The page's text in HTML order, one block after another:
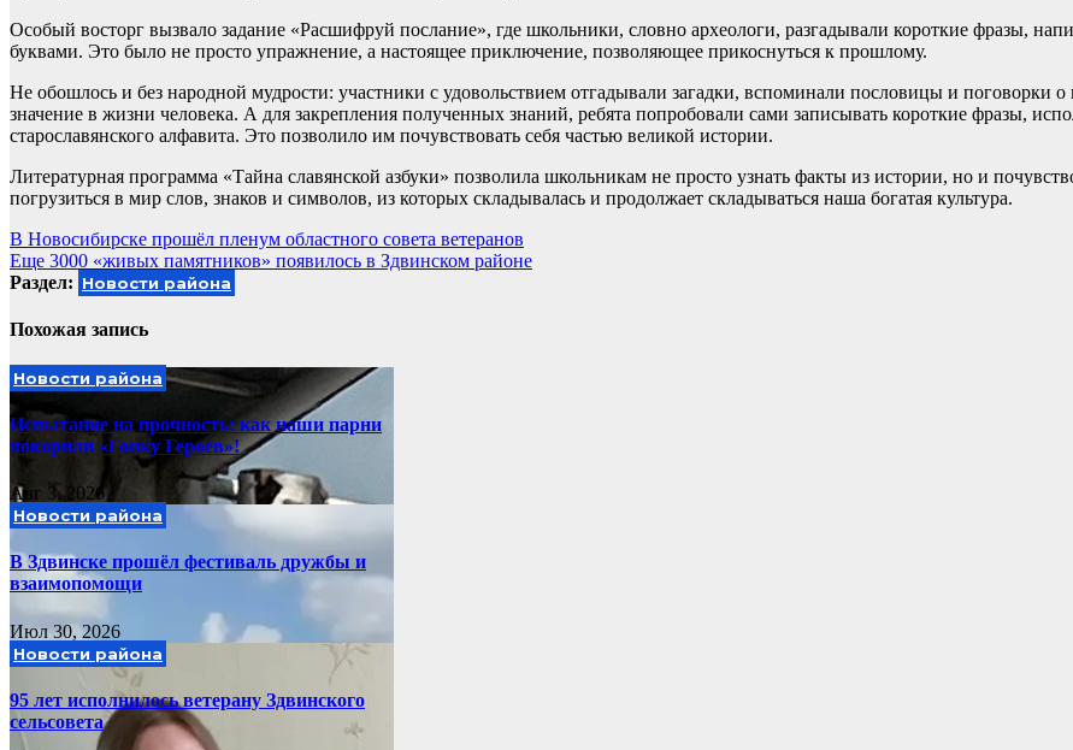
Особый восторг вызвало задание «Расшифруй послание», где школьники, словно археологи, разгадывали короткие фразы,
буквами. Это было не просто упражнение, а настоящее приключение, позволяющее прикоснуться к прошлому.
Не обошлось и без народной мудрости: участники с удовольствием отгадывали загадки, вспоминали пословицы и поговорки о
значение в жизни человека. А для закрепления полученных знаний, ребята попробовали сами записывать короткие фразы,
старославянского алфавита. Это позволило им почувствовать себя частью великой истории.
Литературная программа «Тайна славянской азбуки» позволила школьникам не просто узнать факты из истории, но и
погрузиться в мир слов, знаков и символов, из которых складывалась и продолжает складываться наша богатая культура.
Навигация
по
В Новосибирске прошёл пленум областного совета ветеранов
Еще 3000 «живых памятников» появилось в Здвинском районе
Раздел: Новости района
Похожая запись
Новости района
Испытание на прочность: как наши парни
покорили «Гонку Героев»!
Авг 3, 2026
Новости района
В Здвинске прошёл фестиваль дружбы и
взаимопомощи
Июл 30, 2026
Новости района
95 лет исполнилось ветерану Здвинского
сельсовета